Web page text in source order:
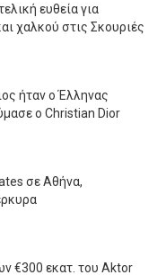
ευθεία για
χαλκού στις Σκουριές
ήταν ο Έλληνας
ο Christian Dior
σε Αθήνα,
€300 εκατ. του Aktor